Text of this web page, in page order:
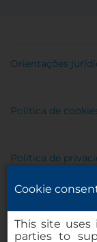
Orientações
Política de
Política de
Cookie
This site
parties to